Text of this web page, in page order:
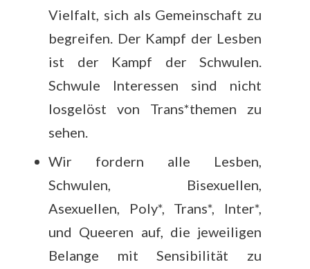
Vielfalt, sich als Gemeinschaft zu
begreifen. Der Kampf der Lesben
ist der Kampf der Schwulen.
Schwule Interessen sind nicht
losgelöst von Trans*themen zu
sehen.
Wir fordern alle Lesben,
Schwulen, Bisexuellen,
Asexuellen, Poly*, Trans*, Inter*,
und Queeren auf, die jeweiligen
Belange mit Sensibilität zu